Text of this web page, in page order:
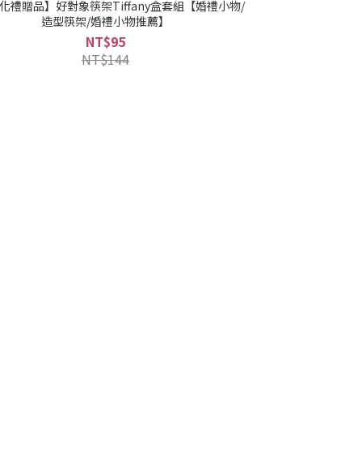
化禮贈品】好對象筷架Tiffany盒套組【婚禮小物/
造型筷架/婚禮小物推薦】
NT$95
NT$144